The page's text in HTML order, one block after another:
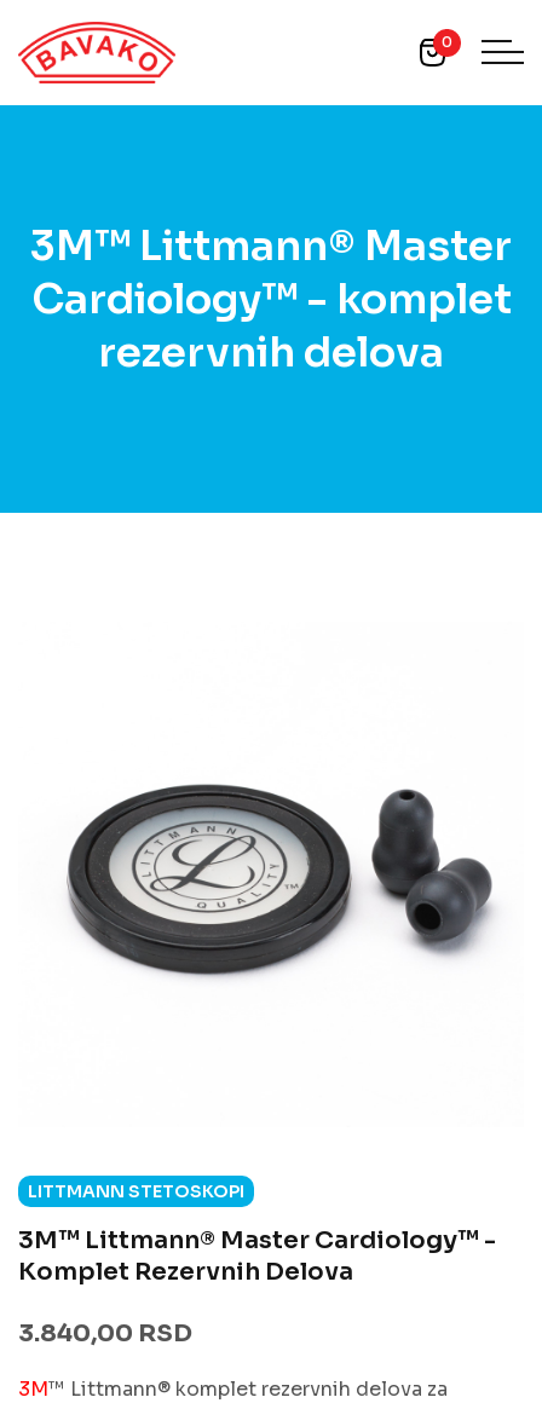
0
3M™ Littmann® Master
Cardiology™ - komplet
rezervnih delova
LITTMANN STETOSKOPI
3M™ Littmann® Master Cardiology™ -
Komplet Rezervnih Delova
3.840,00 RSD
3M™ Littmann® komplet rezervnih delova za